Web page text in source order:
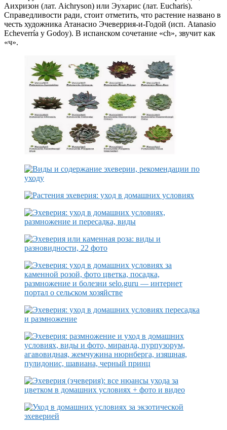
Аихризон (лат. Aichryson) или Эухарис (лат. Eucharis).
Справедливости ради, стоит отметить, что растение названо в
честь художника Атанасио Эчеверрия-и-Годой (исп. Atanasio
Echeverría y Godoy). В испанском сочетание «ch», звучит как
«ч».